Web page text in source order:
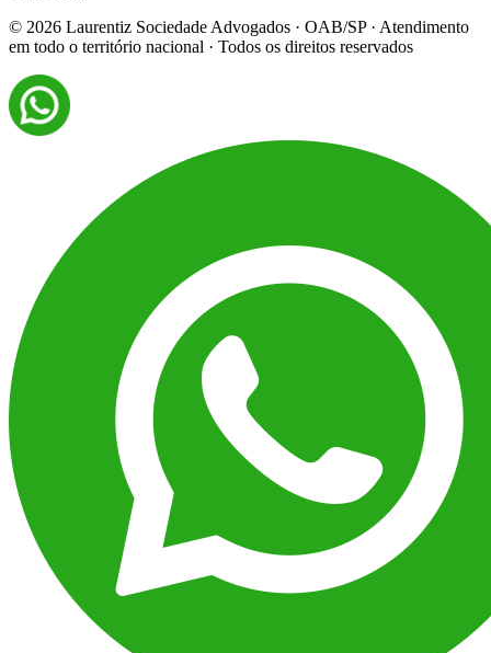
© 2026 Laurentiz Sociedade Advogados · OAB/SP · Atendimento
em todo o território nacional · Todos os direitos reservados